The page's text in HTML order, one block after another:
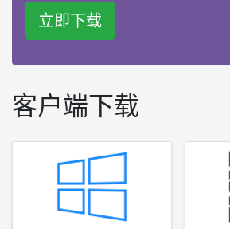
立即下载
客户端下载